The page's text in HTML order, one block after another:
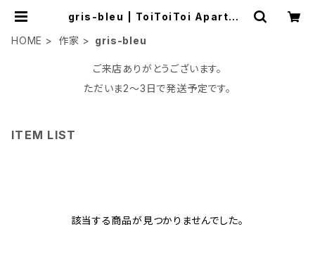
gris-bleu | ToiToiToi Apartme
HOME
作家 gris-bleu
ご来店ありがとうございます。
ただいま2〜3日で発送予定です。
ITEM LIST
該当する商品が見つかりませんでした。